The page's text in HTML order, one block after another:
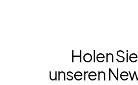
Holen
unseren